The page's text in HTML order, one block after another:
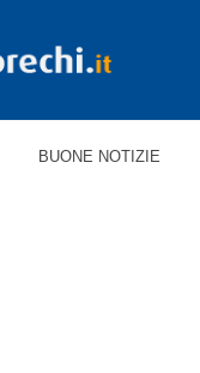
BUONE NOTIZIE